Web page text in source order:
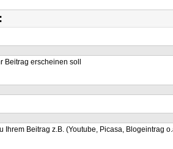
Beitrag erscheinen soll
Ihrem Beitrag z.B. (Youtube, Picasa, Blogeintrag